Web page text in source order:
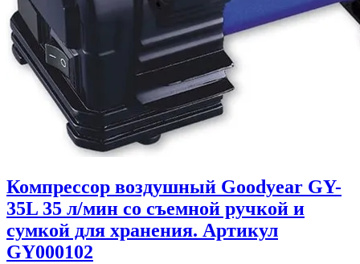
Компрессор воздушный Goodyear GY-
35L 35 л/мин со съемной ручкой и
сумкой для хранения. Артикул
GY000102